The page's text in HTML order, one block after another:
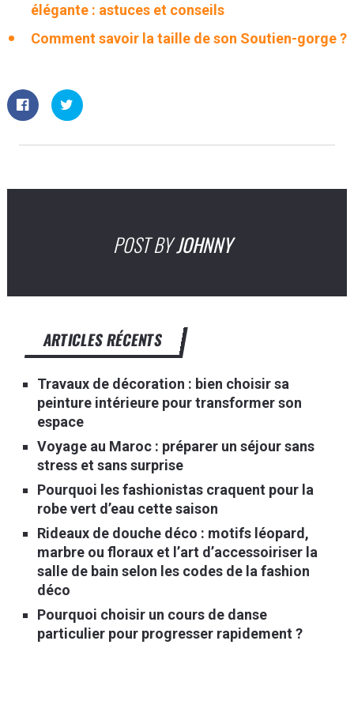
élégante : astuces et conseils
Comment savoir la taille de son Soutien-gorge ?
POST BYJOHNNY
ARTICLES RÉCENTS
Travaux de décoration : bien choisir sa
peinture intérieure pour transformer son
espace
Voyage au Maroc : préparer un séjour sans
stress et sans surprise
Pourquoi les fashionistas craquent pour la
robe vert d’eau cette saison
Rideaux de douche déco : motifs léopard,
marbre ou floraux et l’art d’accessoiriser la
salle de bain selon les codes de la fashion
déco
Pourquoi choisir un cours de danse
particulier pour progresser rapidement ?